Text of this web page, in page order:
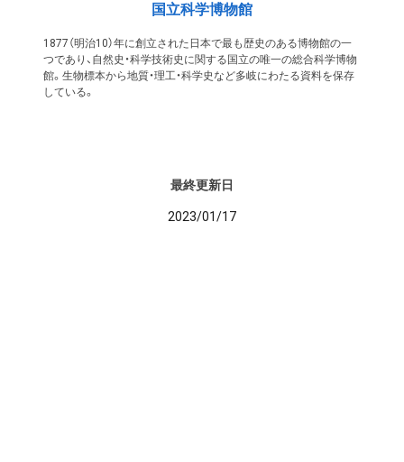
国立科学博物館
1877（明治10）年に創立された日本で最も歴史のある博物館の一
つであり、自然史・科学技術史に関する国立の唯一の総合科学博物
館。生物標本から地質・理工・科学史など多岐にわたる資料を保存
している。
最終更新日
2023/01/17